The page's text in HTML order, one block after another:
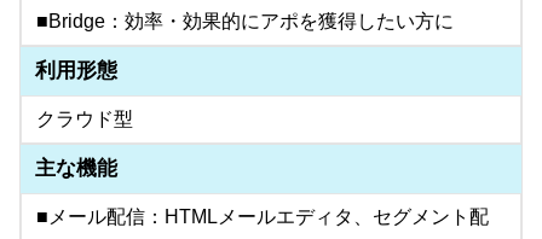
■Bridge：効率・効果的にアポを獲得したい方に
利用形態
クラウド型
主な機能
■メール配信：HTMLメールエディタ、セグメント配